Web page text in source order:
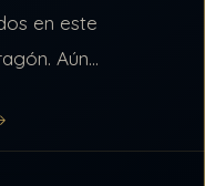
en este
Aún
en el teatro de